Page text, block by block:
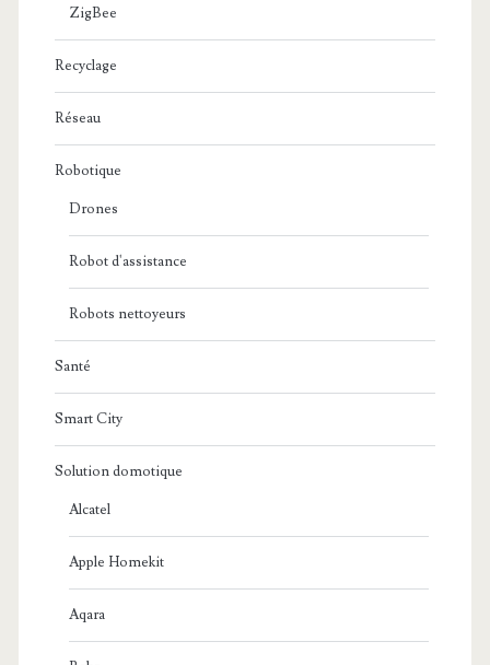
ZigBee
Recyclage
Réseau
Robotique
Drones
Robot d'assistance
Robots nettoyeurs
Santé
Smart City
Solution domotique
Alcatel
Apple Homekit
Aqara